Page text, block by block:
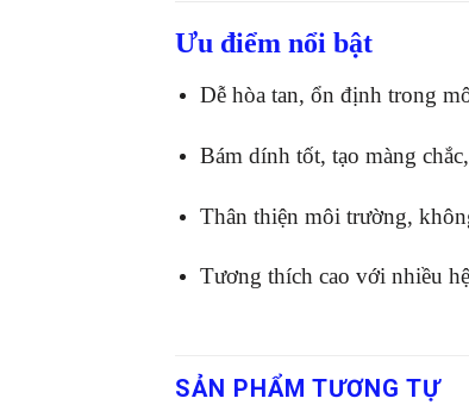
Ưu điểm nổi bật
Dễ hòa tan, ổn định trong
Bám dính tốt, tạo màng
Thân thiện môi trường,
Tương thích cao với nhiều
SẢN PHẨM TƯƠNG TỰ